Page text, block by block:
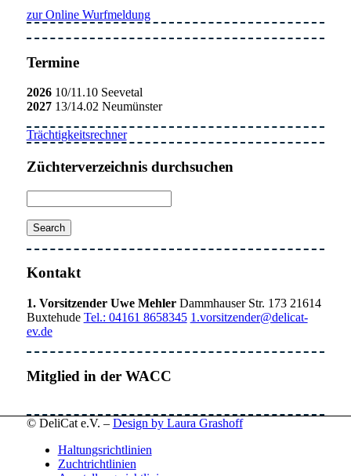
zur Online Wurfmeldung
Termine
202610/11.10 Seevetal
202713/14.02 Neumünster
Trächtigkeitsrechner
Züchterverzeichnis durchsuchen
Kontakt
1. Vorsitzender Uwe MehlerDammhauser Str. 173 21614
Buxtehude Tel.: 04161 8658345 1.vorsitzender@delicat-
ev.de
Mitglied in der WACC
© DeliCat e.V. – Design by Laura Grashoff
Haltungsrichtlinien
Zuchtrichtlinien